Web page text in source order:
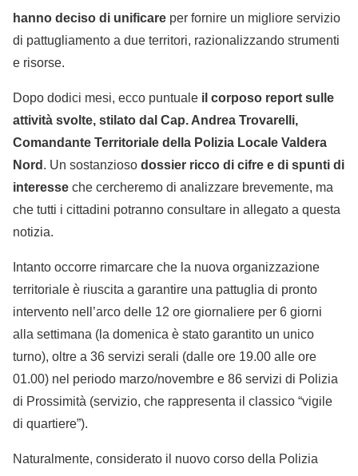
hanno deciso di unificare per fornire un migliore servizio
di pattugliamento a due territori, razionalizzando strumenti
e risorse.
Dopo dodici mesi, ecco puntuale il corposo report sulle
attività svolte, stilato dal Cap. Andrea Trovarelli,
Comandante Territoriale della Polizia Locale Valdera
Nord . Un sostanzioso dossier ricco di cifre e di spunti di
interesse che cercheremo di analizzare brevemente, ma
che tutti i cittadini potranno consultare in allegato a questa
notizia.
Intanto occorre rimarcare che la nuova organizzazione
territoriale è riuscita a garantire una pattuglia di pronto
intervento nell’arco delle 12 ore giornaliere per 6 giorni
alla settimana (la domenica è stato garantito un unico
turno), oltre a 36 servizi serali (dalle ore 19.00 alle ore
01.00) nel periodo marzo/novembre e 86 servizi di Polizia
di Prossimità (servizio, che rappresenta il classico “vigile
di quartiere”).
Naturalmente, considerato il nuovo corso della Polizia